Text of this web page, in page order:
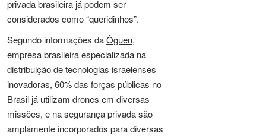
privada brasileira já podem ser
considerados como “queridinhos”.
Segundo informações daÔguen,
empresa brasileira especializada na
distribuição de tecnologias israelenses
inovadoras, 60% das forças públicas no
Brasil já utilizam drones em diversas
missões, e na segurança privada são
amplamente incorporados para diversas